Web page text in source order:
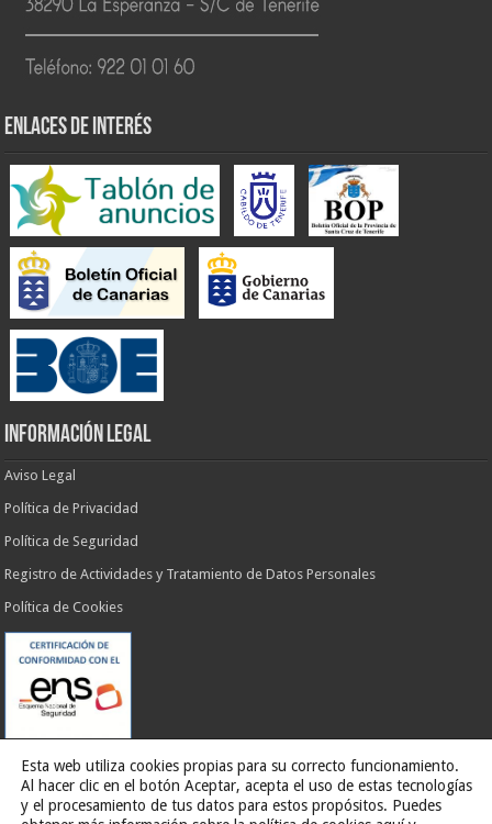
Esta web utiliza cookies propias para su correcto funcionamiento.
Al hacer clic en el botón Aceptar, acepta el uso de estas tecnologías
y el procesamiento de tus datos para estos propósitos. Puedes
ENLACES DE INTERÉS
INFORMACIÓN LEGAL
Aviso Legal
Política de Privacidad
Política de Seguridad
Registro de Actividades y Tratamiento de Datos Personales
Política de Cookies